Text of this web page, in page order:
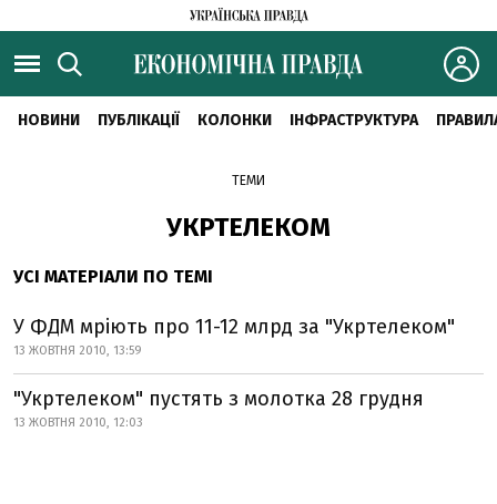
НОВИНИ ПУБЛІКАЦІЇ КОЛОНКИ ІНФРАСТРУКТУРА
ТЕМИ
УКРТЕЛЕКОМ
УСІ МАТЕРІАЛИ ПО ТЕМІ
У ФДМ мріють про 11-12 млрд за "Укртелеком"
13 ЖОВТНЯ 2010, 13:59
"Укртелеком" пустять з молотка 28 грудня
13 ЖОВТНЯ 2010, 12:03